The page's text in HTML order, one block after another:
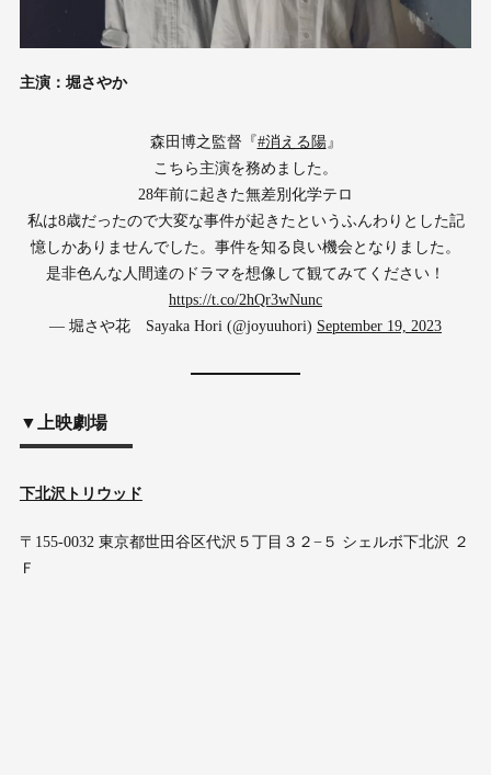
主演：堀さやか
森田博之監督『#消える陽』
こちら主演を務めました。
28年前に起きた無差別化学テロ
私は8歳だったので大変な事件が起きたというふんわりとした記
憶しかありませんでした。事件を知る良い機会となりました。
是非色んな人間達のドラマを想像して観てみてください！
https://t.co/2hQr3wNunc
— 堀さや花 Sayaka Hori (@joyuuhori) September 19, 2023
▼上映劇場
下北沢トリウッド
〒155-0032 東京都世田谷区代沢５丁目３２−５ シェルボ下北沢 ２
Ｆ